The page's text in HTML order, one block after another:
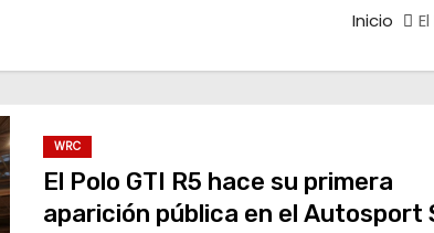
Inicio
WRC
El Polo GTI R5 hace su primera
aparición pública en el Autosport